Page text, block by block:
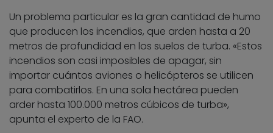
Un problema particular es la gran cantidad de humo
que producen los incendios, que arden hasta a 20
metros de profundidad en los suelos de turba. «Estos
incendios son casi imposibles de apagar, sin
importar cuántos aviones o helicópteros se utilicen
para combatirlos. En una sola hectárea pueden
arder hasta 100.000 metros cúbicos de turba»,
apunta el experto de la FAO.